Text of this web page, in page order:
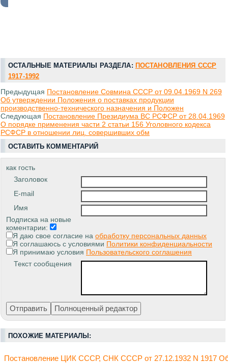
ОСТАЛЬНЫЕ МАТЕРИАЛЫ РАЗДЕЛА: ПОСТАНОВЛЕНИЯ СССР
1917-1992
Предыдущая Постановление Совмина СССР от 09.04.1969 N 269
Об утверждении Положения о поставках продукции
производственно-технического назначения и Положен
Следующая Постановление Президиума ВС РСФСР от 28.04.1969
О порядке применения части 2 статьи 156 Уголовного кодекса
РСФСР в отношении лиц. совершивших обм
ОСТАВИТЬ КОММЕНТАРИЙ
как гость
Заголовок
E-mail
Имя
Подписка на новые
коментарии:
Я даю свое согласие на обработку персональных данных
Я соглашаюсь с условиями Политики конфиденциальности
Я принимаю условия Пользовательского соглашения
Текст сообщения
ПОХОЖИЕ МАТЕРИАЛЫ:
Постановление ЦИК СССР, СНК СССР от 27.12.1932 N 1917